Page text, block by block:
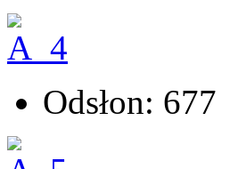
Odsłon: 677